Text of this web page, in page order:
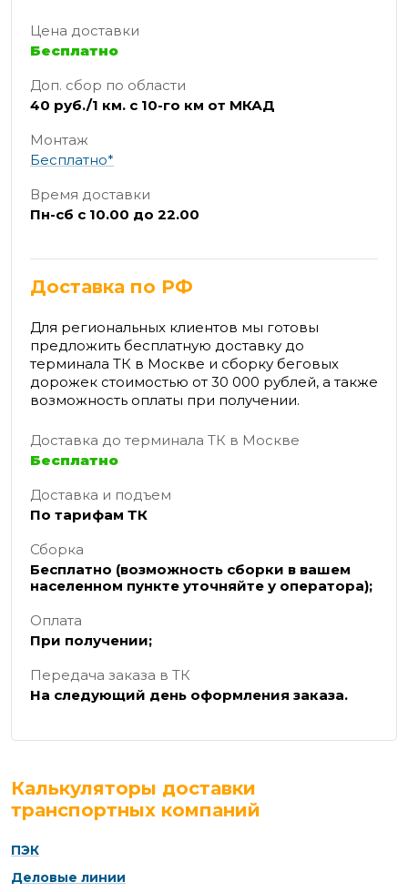
Цена доставки
Бесплатно
Доп. сбор по области
40 руб./1 км. с 10-го км от МКАД
Монтаж
Бесплатно*
Время доставки
Пн-сб с 10.00 до 22.00
Доставка по РФ
Для региональных клиентов мы готовы
предложить бесплатную доставку до
терминала ТК в Москве и сборку беговых
дорожек стоимостью от 30 000 рублей, а также
возможность оплаты при получении.
Доставка до терминала ТК в Москве
Бесплатно
Доставка и подъем
По тарифам ТК
Сборка
Бесплатно (возможность сборки в вашем
населенном пункте уточняйте у оператора);
Оплата
При получении;
Передача заказа в ТК
На следующий день оформления заказа.
Калькуляторы доставки
транспортных компаний
ПЭК
Деловые линии